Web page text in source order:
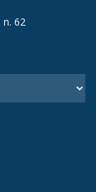
n. 62